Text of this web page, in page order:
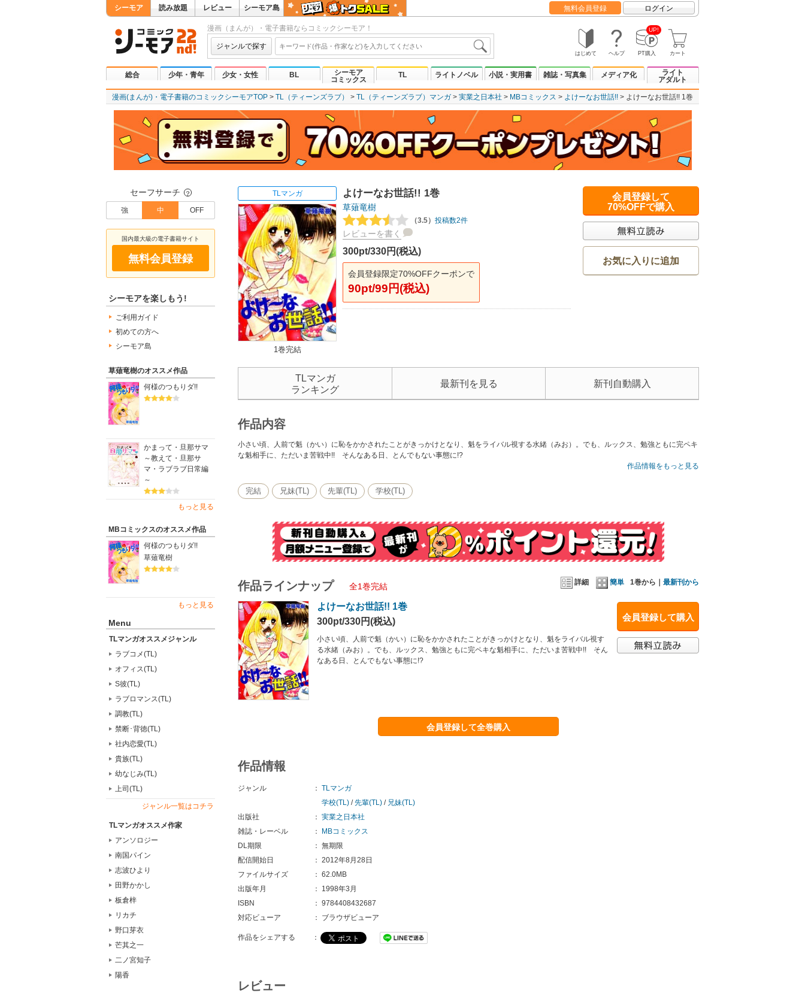
シーモア 読み放題 レビュー シーモア島 無料会員登録 ログイン
漫画（まんが）・電子書籍ならコミックシーモア！
ジャンルで探す
はじめて ヘルプ
UP!
PT購入 カート
総合 少年・青年 少女・女性 BL
シーモア
コミックス
TL ライトノベル 小説・実用書 雑誌・写真集 メディア化
ライト
アダルト
漫画(まんが)・電子書籍のコミックシーモアTOP TL（ティーンズラブ） TL（ティーンズラブ）マンガ 実業之日本社 MBコミックス よけーなお世話!! よけーなお世話!! 1巻
セーフサーチ ？
強 中 OFF
国内最大級の電子書籍サイト
無料会員登録
シーモアを楽しもう!
ご利用ガイド
初めての方へ
シーモア島
草薙竜樹のオススメ作品
何様のつもりダ!!
かまって・旦那サマ
～教えて・旦那サ
マ・ラブラブ日常編
～
もっと見る
MBコミックスのオススメ作品
何様のつもりダ!!
草薙竜樹
もっと見る
Menu
TLマンガオススメジャンル
ラブコメ(TL)
オフィス(TL)
S彼(TL)
ラブロマンス(TL)
調教(TL)
禁断･背徳(TL)
社内恋愛(TL)
貴族(TL)
幼なじみ(TL)
上司(TL)
ジャンル一覧はコチラ
TLマンガオススメ作家
アンソロジー
南国パイン
志波ひより
田野かかし
板倉梓
リカチ
野口芽衣
芒其之一
二ノ宮知子
陽香
TLマンガ
1巻完結
よけーなお世話!! 1巻
草薙竜樹
（3.5） 投稿数2件
レビューを書く
300pt/330円(税込)
会員登録限定70%OFFクーポンで
90pt/99円(税込)
会員登録して
70%OFFで購入
お気に入りに追加
TLマンガ
ランキング
最新刊を見る 新刊自動購入
作品内容
小さい頃、人前で魁（かい）に恥をかかされたことがきっかけとなり、魁をライバル視する水緒（みお）。でも、ルックス、勉強ともに完ペキ
な魁相手に、ただいま苦戦中!! そんなある日、とんでもない事態に!?
作品情報をもっと見る
完結 兄妹(TL) 先輩(TL) 学校(TL)
詳細 簡単 1巻から｜ 最新刊から
作品ラインナップ 全1巻完結
会員登録して購入
よけーなお世話!! 1巻
300pt/330円(税込)
小さい頃、人前で魁（かい）に恥をかかされたことがきっかけとなり、魁をライバル視す
る水緒（みお）。でも、ルックス、勉強ともに完ペキな魁相手に、ただいま苦戦中!! そん
なある日、とんでもない事態に!?
会員登録して全巻購入
作品情報
ジャンル ： TLマンガ
学校(TL) /先輩(TL) / 兄妹(TL)
出版社
： 実業之日本社
雑誌・レーベル
：
MBコミックス
DL期限
： 無期限
配信開始日
： 2012年8月28日
ファイルサイズ
： 62.0MB
出版年月
：
1998年3月
ISBN
： 9784408432687
対応ビューア
： ブラウザビューア
作品をシェアする ：
レビュー